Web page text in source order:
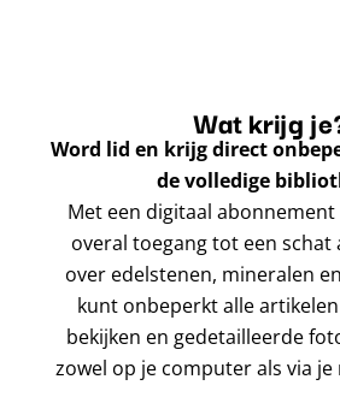
Wat krijg
Word lid en krijg direct
de volledige
Met een digitaal
overal toegang tot een
over edelstenen, mineralen
kunt onbeperkt alle artikelen
bekijken en gedetailleerde
zowel op je computer als via